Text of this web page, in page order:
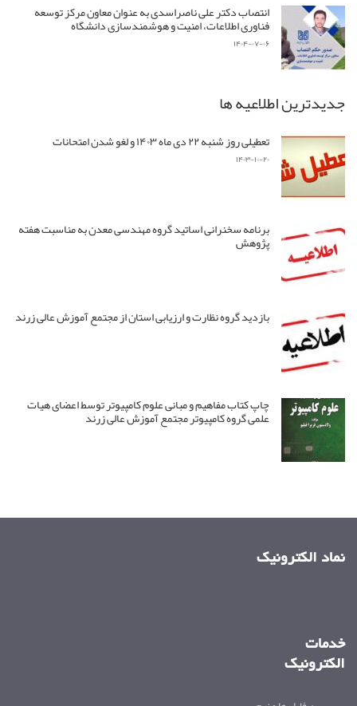
انتصاب دکتر علی ناصراسدی به عنوان معاون مرکز توسعه
فناوری اطلاعات، امنیت و هوشمندسازی دانشگاه
۱۴۰۴-۰۷-۰۶
جدیدترین اطلاعیه ها
تعطیلی روز شنبه ۲۲ دی ماه ۱۴۰۳ و لغو شدن امتحانات
۱۴۰۳-۱۰-۲۰
برنامه سخنرانی اساتید گروه مهندسی معدن به مناسبت هفته
پژوهش
بازدید گروه نظارت و ارزیابی استان از مجتمع آموزش عالی زرند
چاپ کتاب مفاهیم و مبانی علوم کامپیوتر توسط اعضای هیات
علمی گروه کامپیوتر مجتمع آموزش عالی زرند
نماد الکترونیک
خدمات
الکترونیک